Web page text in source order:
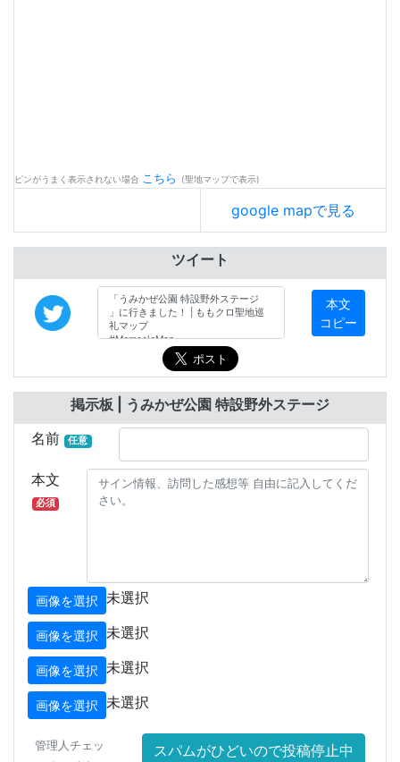
ピンがうまく表示されない場合 こちら (聖地マップで表示)
google mapで見る
ツイート
本文
コピー
掲示板 | うみかぜ公園 特設野外ステージ
名前
任意
本文
必須
画像を選択 未選択
画像を選択 未選択
画像を選択 未選択
画像を選択 未選択
管理人チェッ
スパムがひどいので投稿停止中